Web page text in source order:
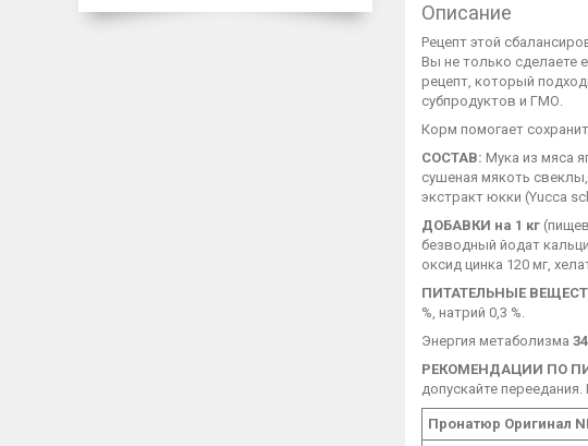
Описание
Рецепт этой
Вы не только сделаете
рецепт, который
субпродуктов и ГМО.
Корм помогает
СОСТАВ: Мука из мяса
сушеная мякоть
экстракт юкки (Yucca
ДОБАВКИ на 1 кг
безводный йодат
оксид цинка 120 мг,
ПИТАТЕЛЬНЫЕ
%, натрий 0,3 %.
Энергия метаболизма
РЕКОМЕНДАЦИИ ПО
допускайте
Пронатюр Оригинал